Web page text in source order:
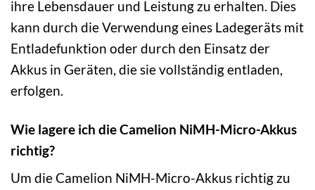
ihre Lebensdauer und Leistung zu erhalten. Dies
kann durch die Verwendung eines Ladegeräts mit
Entladefunktion oder durch den Einsatz der
Akkus in Geräten, die sie vollständig entladen,
erfolgen.
Wie lagere ich die Camelion NiMH-Micro-Akkus
richtig?
Um die Camelion NiMH-Micro-Akkus richtig zu